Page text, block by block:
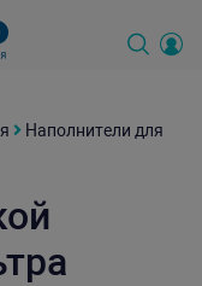
Наполнители для